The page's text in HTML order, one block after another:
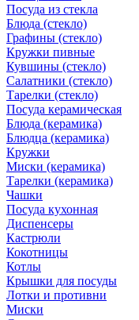
Посуда из стекла
Блюда (стекло)
Графины (стекло)
Кружки пивные
Кувшины (стекло)
Салатники (стекло)
Тарелки (стекло)
Посуда керамическая
Блюда (керамика)
Блюдца (керамика)
Кружки
Миски (керамика)
Тарелки (керамика)
Чашки
Посуда кухонная
Диспенсеры
Кастрюли
Кокотницы
Котлы
Крышки для посуды
Лотки и противни
Миски